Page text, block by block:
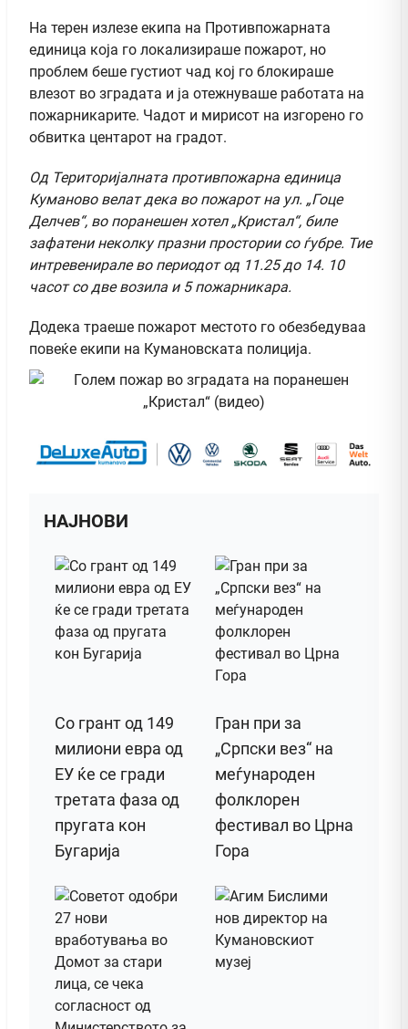
На терен излезе екипа на Противпожарната
единица која го локализираше пожарот, но
проблем беше густиот чад кој го блокираше
влезот во зградата и ја отежнуваше работата на
пожарникарите. Чадот и мирисот на изгорено го
обвитка центарот на градот.
Од Територијалната противпожарна единица
Куманово велат дека во пожарот на ул. „Гоце
Делчев“, во поранешен хотел „Кристал“, биле
зафатени неколку празни простории со ѓубре. Тие
интревенирале во периодот од 11.25 до 14. 10
часот со две возила и 5 пожарникара.
Додека траеше пожарот местото го обезбедуваа
повеќе екипи на Кумановската полиција.
НАЈНОВИ
Со грант од 149
милиони евра од
ЕУ ќе се гради
третата фаза од
пругата кон
Бугарија
Гран при за
„Српски вез“ на
меѓународен
фолклорен
фестивал во Црна
Гора